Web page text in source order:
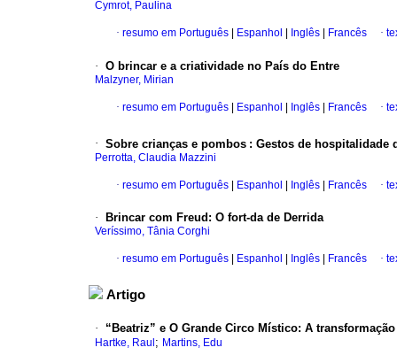
Cymrot, Paulina
· resumo em Português Espanhol Inglês Francês ·
· O brincar e a criatividade no País do Entre
Malzyner, Mirian
· resumo em Português Espanhol Inglês Francês ·
· Sobre crianças e pombos : Gestos de hospitalidade
Perrotta, Claudia Mazzini
· resumo em Português | Espanhol | Inglês | Francês ·
· Brincar com Freud: O fort-da de Derrida
Veríssimo, Tânia Corghi
· resumo em Português Espanhol Inglês Francês ·
Artigo
· “Beatriz” e O Grande Circo Místico: A
Hartke, Raul ; Martins, Edu